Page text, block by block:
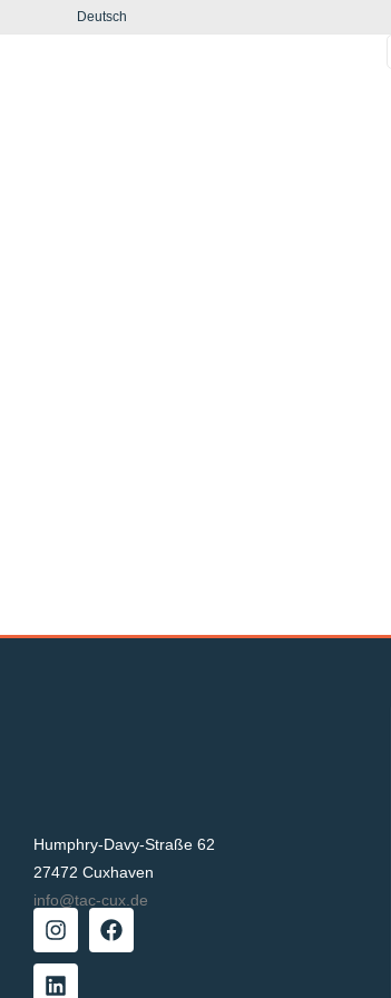
Deutsch
Humphry-Davy-Straße 62
27472 Cuxhaven
info@tac-cux.de